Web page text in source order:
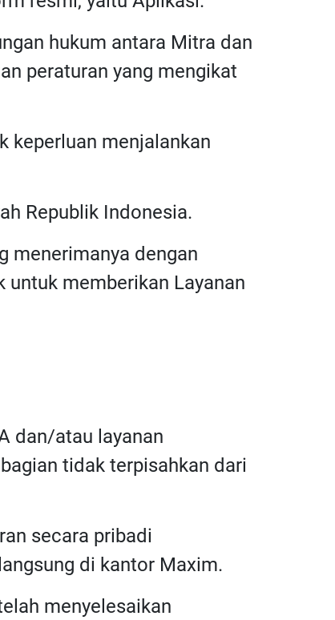
hukum antara Mitra dan
peraturan yang mengikat
keperluan menjalankan
Republik Indonesia.
menerimanya dengan
untuk memberikan Layanan
dan/atau layanan
tidak terpisahkan dari
secara pribadi
di kantor Maxim.
menyelesaikan